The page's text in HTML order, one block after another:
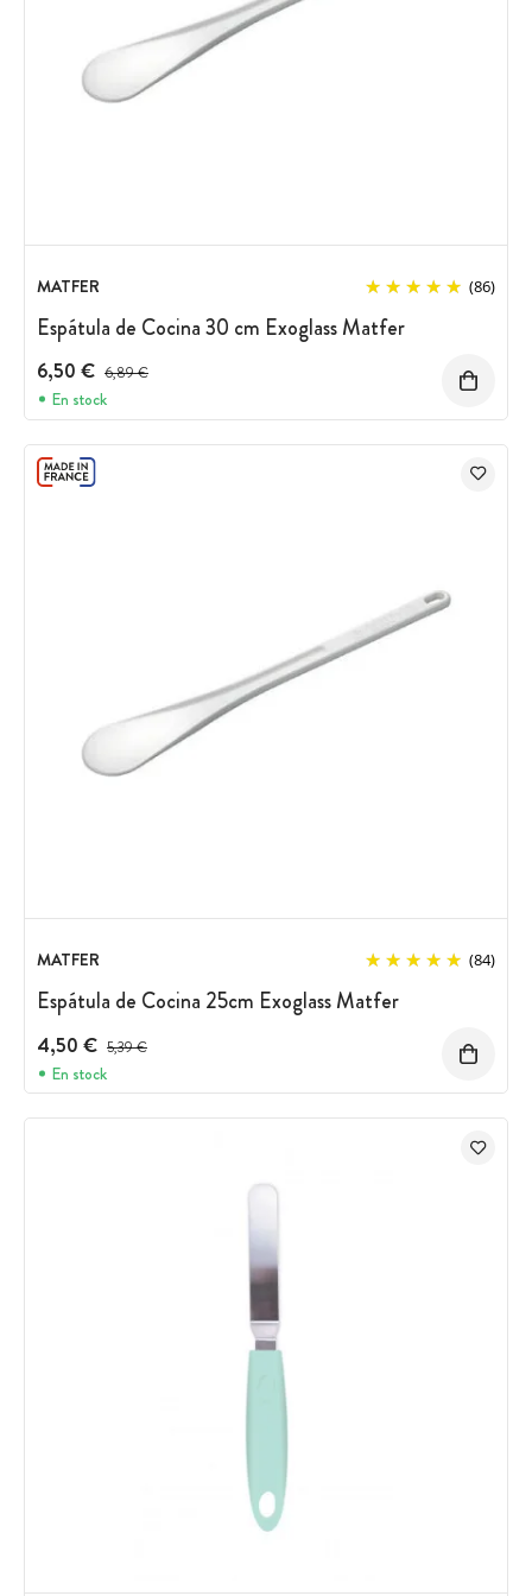
MATFER (86)
Espátula de Cocina 30 cm Exoglass Matfer
6,50 € Precio antes del descuento
6,89 €
En stock
MATFER (84)
Espátula de Cocina 25cm Exoglass Matfer
4,50 € Precio antes del descuento
5,39 €
En stock